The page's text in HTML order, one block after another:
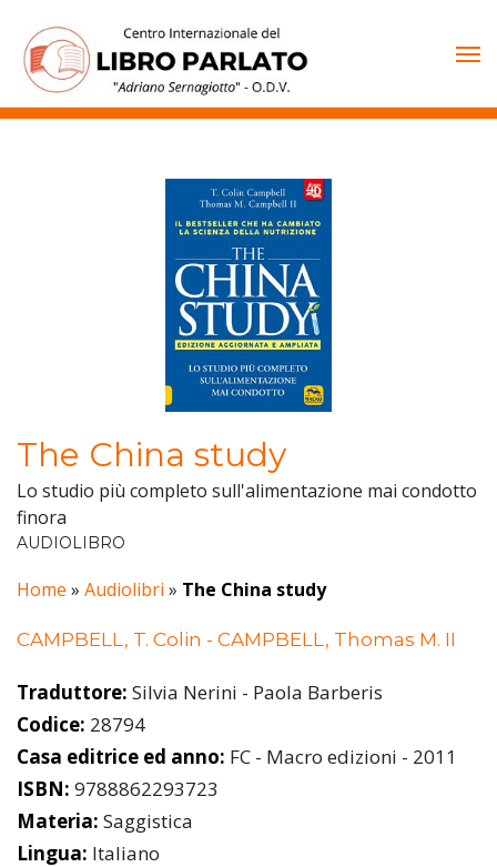
contenuto
The China study
Lo studio più completo sull'alimentazione mai condotto
finora
AUDIOLIBRO
Home » Audiolibri » The China study
CAMPBELL, T. Colin - CAMPBELL, Thomas M. II
Traduttore: Silvia Nerini - Paola Barberis
Codice: 28794
Casa editrice ed anno: FC - Macro edizioni - 2011
ISBN: 9788862293723
Materia: Saggistica
Lingua: Italiano